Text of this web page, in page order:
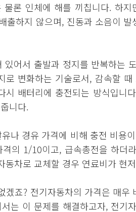
론 인체에 해를 끼칩니다. 하
출하지 않으며, 진동과 소음이
어서 출발과 정지를 반복하는
로 변화하는 기술로서, 감속할
시 배터리에 충전되는 방식입니
니다.
나 경유 가격에 비해 충전 비용
의 1/10이고, 급속총전을 하더
차로 교체할 경우 연료비가 현
죠? 전기자동차의 가격은 매
는 이 문제를 해결하고자, 전기